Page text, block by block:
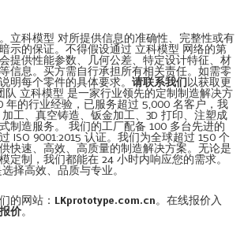
立科模型 对所提供信息的准确性、完整性或有
示的保证。不得假设通过 立科模型 网络的第
提供性能参数、几何公差、特定设计特征、材
信息。买方需自行承担所有相关责任。如需零
明每个零件的具体要求。 请联系我们以获取更
队 立科模型 是一家行业领先的定制制造解决方
年的行业经验，已服务超过 5,000 名客户，我
加工、真空铸造、钣金加工、3D 打印、注塑成
制造服务。 我们的工厂配备 100 多台先进的
ISO 9001:2015 认证。我们为全球超过 150 个
快速、高效、高质量的制造解决方案。无论是
定制，我们都能在 24 小时内响应您的需求。
择高效、品质与专业。
的网站： LKprototype.com.cn。在线报价入
价。